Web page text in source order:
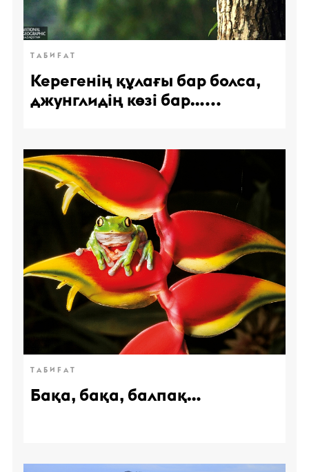
ТАБИҒАТ
Керегенің құлағы бар болса,
джунглидің көзі бар…...
ТАБИҒАТ
Бақа, бақа, балпақ…